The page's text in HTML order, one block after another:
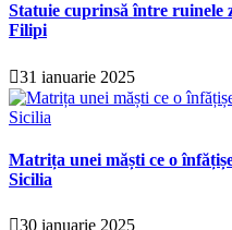
Statuie cuprinsă între ruinele
Filipi
31 ianuarie 2025
Matrița unei măști ce o
Sicilia
30 ianuarie 2025